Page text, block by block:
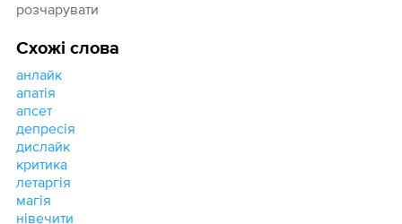
розчарувати
Схожі слова
анлайк
апатія
апсет
депресія
дислайк
критика
летаргія
магія
нівечити